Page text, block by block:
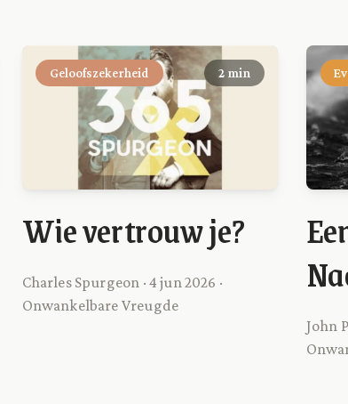
Geloofszekerheid 2 min
Wie vertrouw je?
Charles Spurgeon · 4 jun 2026 ·
Onwankelbare Vreugde
John